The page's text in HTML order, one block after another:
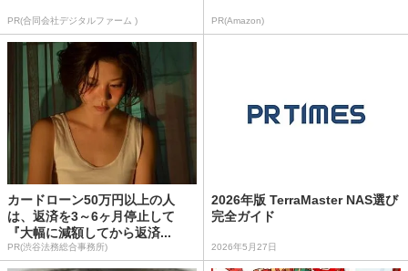
PR(合同会社デジタルファーム ) PR(Amazon)
カードローン50万円以上の人
は、返済を3～6ヶ月停止して
『大幅に減額してから返済...
PR(渋谷法務総合事務所)
2026年版 TerraMaster NAS選び
完全ガイド
2026年5月27日